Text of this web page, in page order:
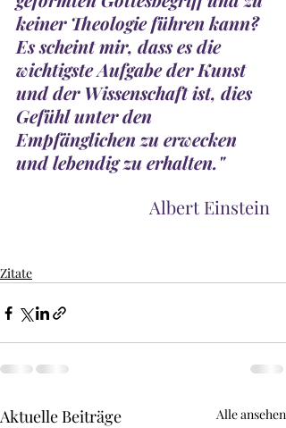
keiner Theologie führen kann?
Es scheint mir, dass es die
wichtigste Aufgabe der Kunst
und der Wissenschaft ist, dies
Gefühl unter den
Empfänglichen zu erwecken
und lebendig zu erhalten."
Albert Einstein
Zitate
Aktuelle Beiträge Alle ansehen